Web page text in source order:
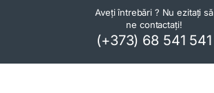
Aveți întrebări ? Nu ezitați să
ne contactați!
(+373) 68 541 541